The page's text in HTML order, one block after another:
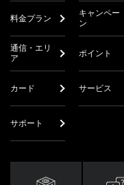
料金プラン
キャンペー
ン
通信・エリ
ア
ポイント
カード サービス
サポート